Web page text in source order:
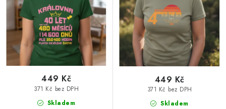
Skladem
371 Kč bez DPH
449 Kč
Skladem
371 Kč bez DPH
449 Kč